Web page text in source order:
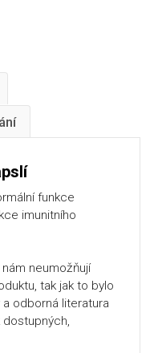
funkce
imunitního
neumožňují
tak jak to bylo
odborná literatura